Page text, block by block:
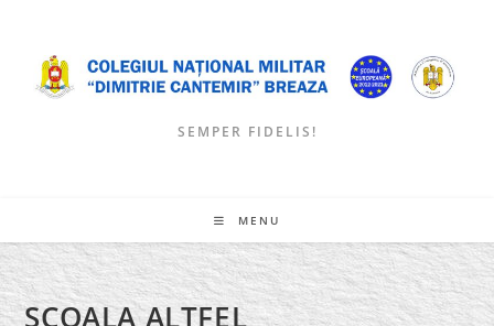
content
SEMPER FIDELIS!
MENU
ŞCOALA ALTFEL